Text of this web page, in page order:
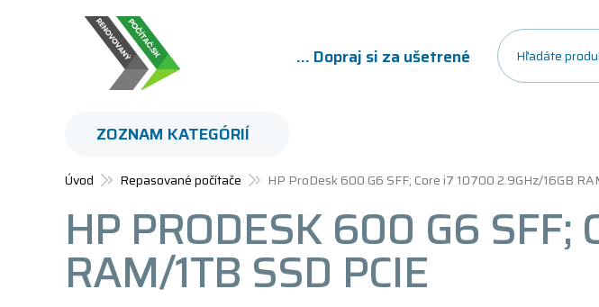
... Dopraj si za ušetrené
Úvod Repasované počítače HP ProDesk 600 G6 SFF; Core i7 10700 2.9GHz/16GB
HP PRODESK 600 G6 SFF;
RAM/1TB SSD PCIE
ZOZNAM KATEGÓRIÍ